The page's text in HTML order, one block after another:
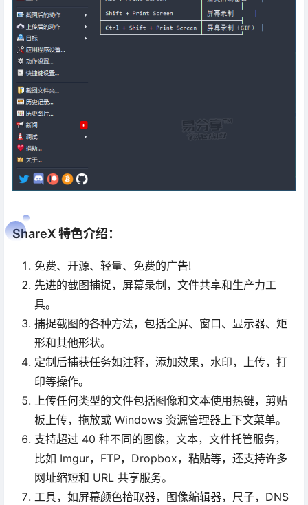
ShareX 特色介绍：
免费、开源、轻量、免费的广告!
先进的截图捕捉，屏幕录制，文件共享和生产力工
具。
捕捉截图的各种方法，包括全屏、窗口、显示器、矩
形和其他形状。
定制后捕获任务如注释，添加效果，水印，上传，打
印等操作。
上传任何类型的文件包括图像和文本使用热键，剪贴
板上传，拖放或 Windows 资源管理器上下文菜单。
支持超过 40 种不同的图像，文本，文件托管服务，
比如 Imgur，FTP，Dropbox，粘贴等，还支持许多
网址缩短和 URL 共享服务。
工具，如屏幕颜色拾取器，图像编辑器，尺子，DNS